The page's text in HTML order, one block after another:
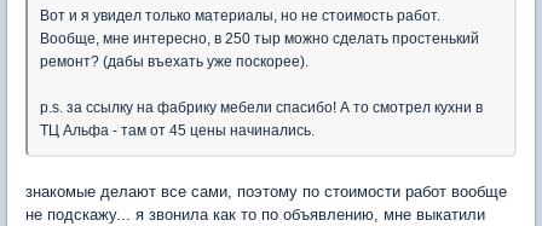
Вот и я увидел только материалы, но не стоимость работ.
Вообще, мне интересно, в 250 тыр можно сделать простенький
ремонт? (дабы въехать уже поскорее).
p.s. за ссылку на фабрику мебели спасибо! А то смотрел кухни в
ТЦ Альфа - там от 45 цены начинались.
знакомые делают все сами, поэтому по стоимости работ вообще
не подскажу... я звонила как то по объявлению, мне выкатили